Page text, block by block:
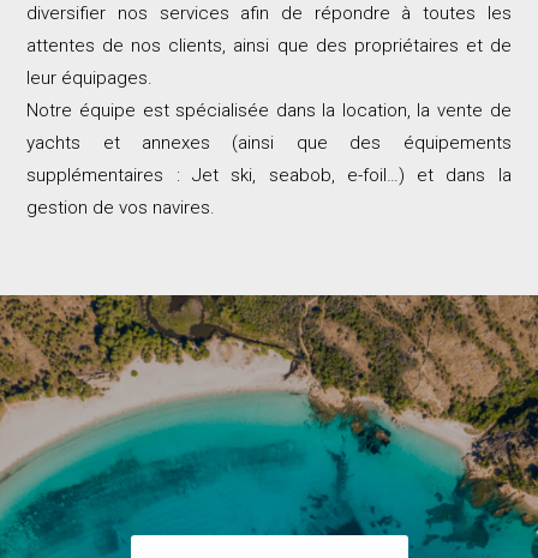
diversifier nos services afin de répondre à toutes les
attentes de nos clients, ainsi que des propriétaires et de
leur équipages.
Notre équipe est spécialisée dans la location, la vente de
yachts et annexes (ainsi que des équipements
supplémentaires : Jet ski, seabob, e-foil…) et dans la
gestion de vos navires.